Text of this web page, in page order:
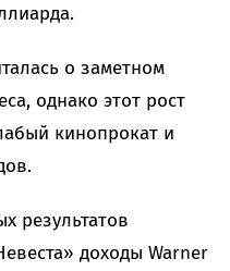
о заметном
однако этот рост
кинопрокат и
результатов
доходы Warner